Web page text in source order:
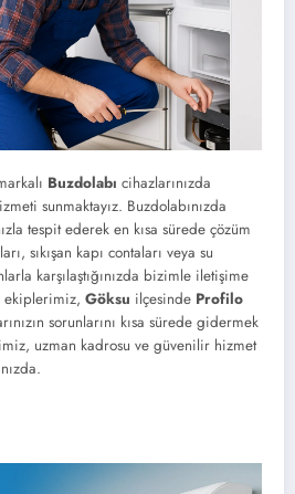
Buzdolabı cihazlarınızda
sunmaktayız. Buzdolabınızda
tespit ederek en kısa sürede çözüm
sıkışan kapı contaları veya su
karşılaştığınızda bizimle iletişime
ekiplerimiz, Göksu ilçesinde Profilo
sorunlarını kısa sürede gidermek
uzman kadrosu ve güvenilir hizmet